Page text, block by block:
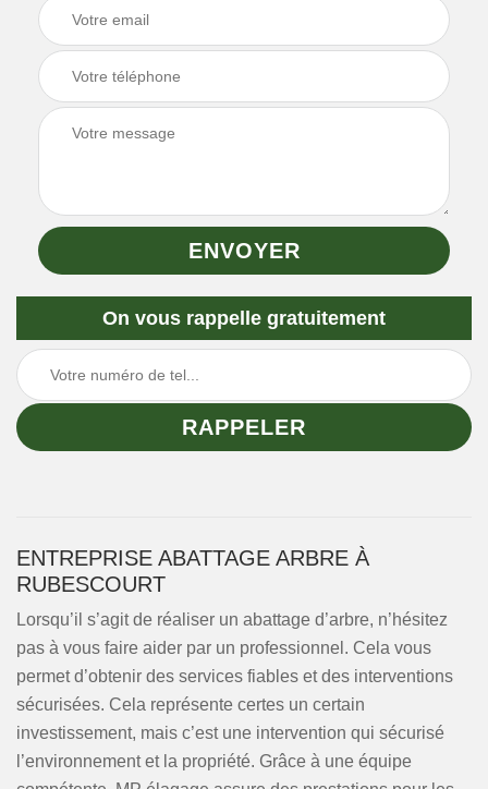
On vous rappelle gratuitement
ENTREPRISE ABATTAGE ARBRE À
RUBESCOURT
Lorsqu’il s’agit de réaliser un abattage d’arbre, n’hésitez
pas à vous faire aider par un professionnel. Cela vous
permet d’obtenir des services fiables et des interventions
sécurisées. Cela représente certes un certain
investissement, mais c’est une intervention qui sécurisé
l’environnement et la propriété. Grâce à une équipe